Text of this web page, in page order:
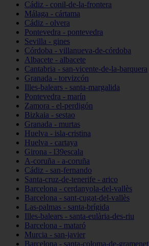
Cádiz - conil-de-la-frontera
Málaga - cártama
Cádiz - olvera
Pontevedra - pontevedra
Sevilla - gines
Córdoba - villanueva-de-córdoba
Albacete - albacete
Cantabria - san-vicente-de-la-barquera
Granada - torvizcón
Illes-balears - santa-margalida
Pontevedra - marín
Zamora - el-perdigón
Bizkaia - sestao
Granada - murtas
Huelva - isla-cristina
Huelva - cartaya
Girona - l39escala
A-coruña - a-coruña
Cádiz - san-fernando
Santa-cruz-de-tenerife - arico
Barcelona - cerdanyola-del-vallès
Barcelona - sant-cugat-del-vallès
Las-palmas - santa-brígida
Illes-balears - santa-eulària-des-riu
Barcelona - mataró
Murcia - san-javier
Barcelona - santa-coloma-de-gramenet